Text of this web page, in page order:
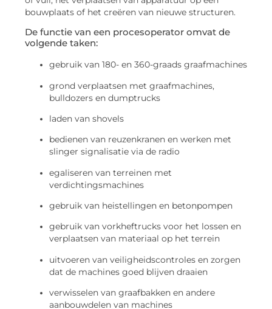
bouwplaats of het creëren van nieuwe structuren.
De functie van een procesoperator omvat de
volgende taken:
gebruik van 180- en 360-graads graafmachines
grond verplaatsen met graafmachines,
bulldozers en dumptrucks
laden van shovels
bedienen van reuzenkranen en werken met
slinger signalisatie via de radio
egaliseren van terreinen met
verdichtingsmachines
gebruik van heistellingen en betonpompen
gebruik van vorkheftrucks voor het lossen en
verplaatsen van materiaal op het terrein
uitvoeren van veiligheidscontroles en zorgen
dat de machines goed blijven draaien
verwisselen van graafbakken en andere
aanbouwdelen van machines